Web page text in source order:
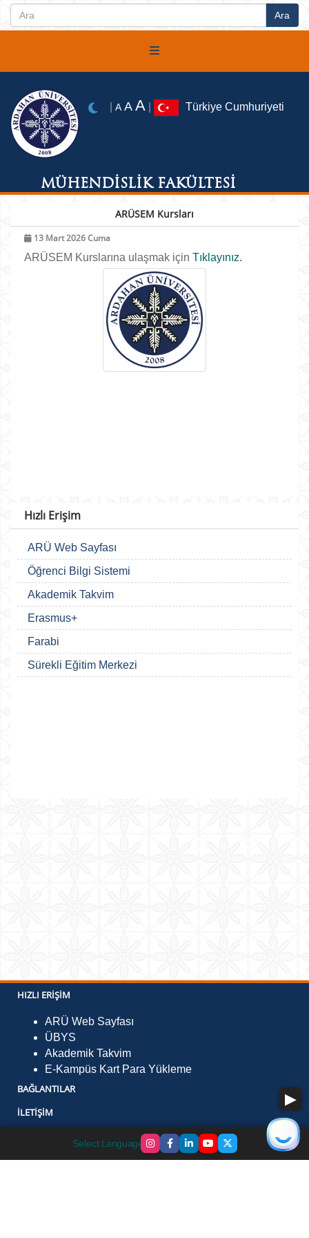
MÜHENDİSLİK FAKÜLTESİ
A A A Türkiye Cumhuriyeti
ARÜSEM Kursları
13 Mart 2026 Cuma
ARÜSEM Kurslarına ulaşmak için Tıklayınız.
Hızlı Erişim
ARÜ Web Sayfası
Öğrenci Bilgi Sistemi
Akademik Takvim
Erasmus+
Farabi
Sürekli Eğitim Merkezi
Select Language ▼
HIZLI ERIŞIM
ARÜ Web Sayfası
ÜBYS
Akademik Takvim
E-Kampüs Kart Para Yükleme
BAĞLANTILAR
İLETIŞIM
Ardahan Üniversitesi Kampüsü, Çamlıçatak Mevkii,
75002, Merkez/ARDAHAN